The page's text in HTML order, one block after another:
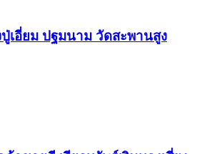
เอี่ยม ​ปฐม​นาม​ วัดสะพานสูง​